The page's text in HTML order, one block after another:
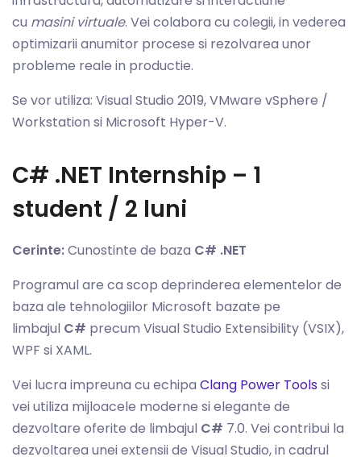
cu masini virtuale. Vei colabora cu colegii, in vederea
optimizarii anumitor procese si rezolvarea unor
probleme reale in productie.
Se vor utiliza: Visual Studio 2019, VMware vSphere /
Workstation si Microsoft Hyper-V.
C# .NET Internship – 1
student / 2 luni
Cerinte:Cunostinte de baza C# .NET
Programul are ca scop deprinderea elementelor de
baza ale tehnologiilor Microsoft bazate pe
limbajul C# precum Visual Studio Extensibility (VSIX),
WPF si XAML.
Vei lucra impreuna cu echipa Clang Power Tools si
vei utiliza mijloacele moderne si elegante de
dezvoltare oferite de limbajul C# 7.0. Vei contribui la
dezvoltarea unei extensii de Visual Studio, in cadrul